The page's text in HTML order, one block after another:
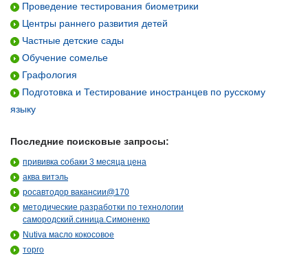
Проведение тестирования биометрики
Центры раннего развития детей
Частные детские сады
Обучение сомелье
Графология
Подготовка и Тестирование иностранцев по русскому
языку
Последние поисковые запросы:
прививка собаки 3 месяца цена
аква витэль
росавтодор вакансии@170
методические разработки по технологии
самородский.синица.Симоненко
Nutiva масло кокосовое
торго